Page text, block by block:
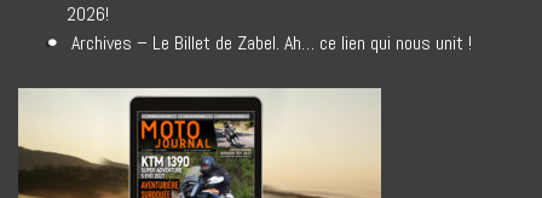
2026!
Archives – Le Billet de Zabel. Ah… ce lien qui nous unit !